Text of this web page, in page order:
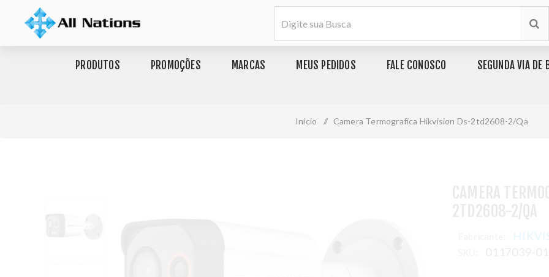
PRODUTOS PROMOÇÕES MARCAS MEUS PEDIDOS FALE CONOSCO SEGUNDA VIA DE
Início / Camera Termografica Hikvision Ds-2td2608-2/Qa